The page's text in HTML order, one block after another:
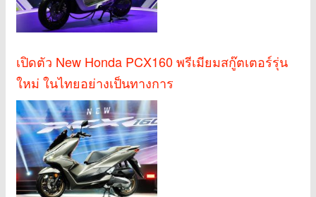
เปิดตัว New Honda PCX160 พรีเมียมสกู๊ตเตอร์รุ่น
ใหม่ ในไทยอย่างเป็นทางการ